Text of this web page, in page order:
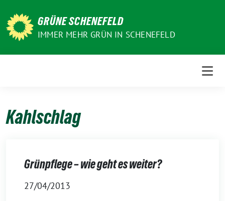
zum
Inhalt
GRÜNE SCHENEFELD
IMMER MEHR GRÜN IN SCHENEFELD
Kahlschlag
Grünpflege – wie geht es weiter?
27/04/2013